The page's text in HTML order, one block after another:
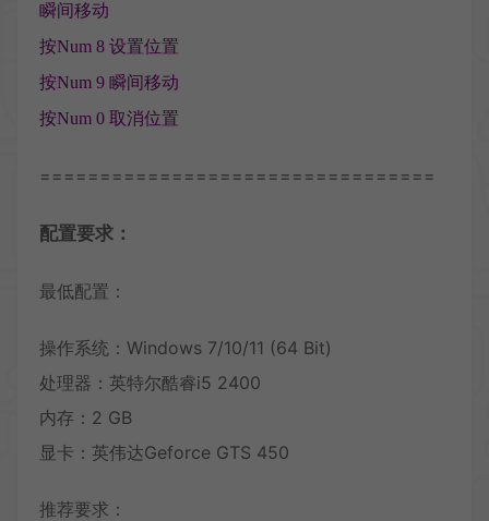
瞬间移动
按Num 8 设置位置
按Num 9 瞬间移动
按Num 0 取消位置
=================================
配置要求：
最低配置：
操作系统：Windows 7/10/11 (64 Bit)
处理器：英特尔酷睿i5 2400
内存：2 GB
显卡：英伟达Geforce GTS 450
推荐要求：